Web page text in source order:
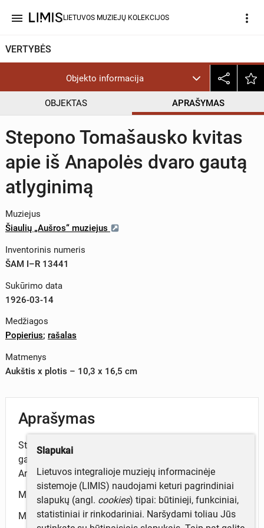
menu LIETUVOS MUZIEJŲ KOLEKCIJOS more_vert
VERTYBĖS
Objekto informacija
OBJEKTAS APRAŠYMAS
Stepono Tomašausko kvitas
apie iš Anapolės dvaro gautą
atlyginimą
Muziejus
Šiaulių „Aušros“ muziejus
Inventorinis numeris
ŠAM I–R 13441
Sukūrimo data
1926-03-14
Medžiagos
Popierius; rašalas
Matmenys
Aukštis x plotis – 10,3 x 16,5 cm
Aprašymas
Stepono Tomašausko kvitas apie iš Anapolės dvaro
gautą atlyginimą. Minima suma – 51,00 Lt. Kvitas iš
Anapolės dvaro archyvo.
Minimi asmenys: Steponas Tomašauskas.
Minimos vietovės: Anapolės dvaras.
Slapukai
Lietuvos integralioje muziejų informacinėje
sistemoje (LIMIS) naudojami keturi pagrindiniai
slapukų (angl. cookies) tipai: būtinieji, funkciniai,
statistiniai ir rinkodariniai. Naršydami toliau Jūs